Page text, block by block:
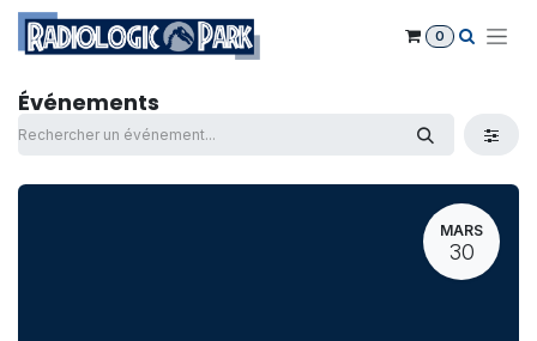
Se rendre au contenu
0
Événements
MARS
30